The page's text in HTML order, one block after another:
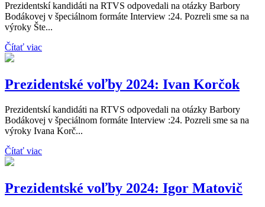
Prezidentskí kandidáti na RTVS odpovedali na otázky Barbory
Bodákovej v špeciálnom formáte Interview :24. Pozreli sme sa na
výroky Šte...
Čítať viac
Prezidentské voľby 2024: Ivan Korčok
Prezidentskí kandidáti na RTVS odpovedali na otázky Barbory
Bodákovej v špeciálnom formáte Interview :24. Pozreli sme sa na
výroky Ivana Korč...
Čítať viac
Prezidentské voľby 2024: Igor Matovič